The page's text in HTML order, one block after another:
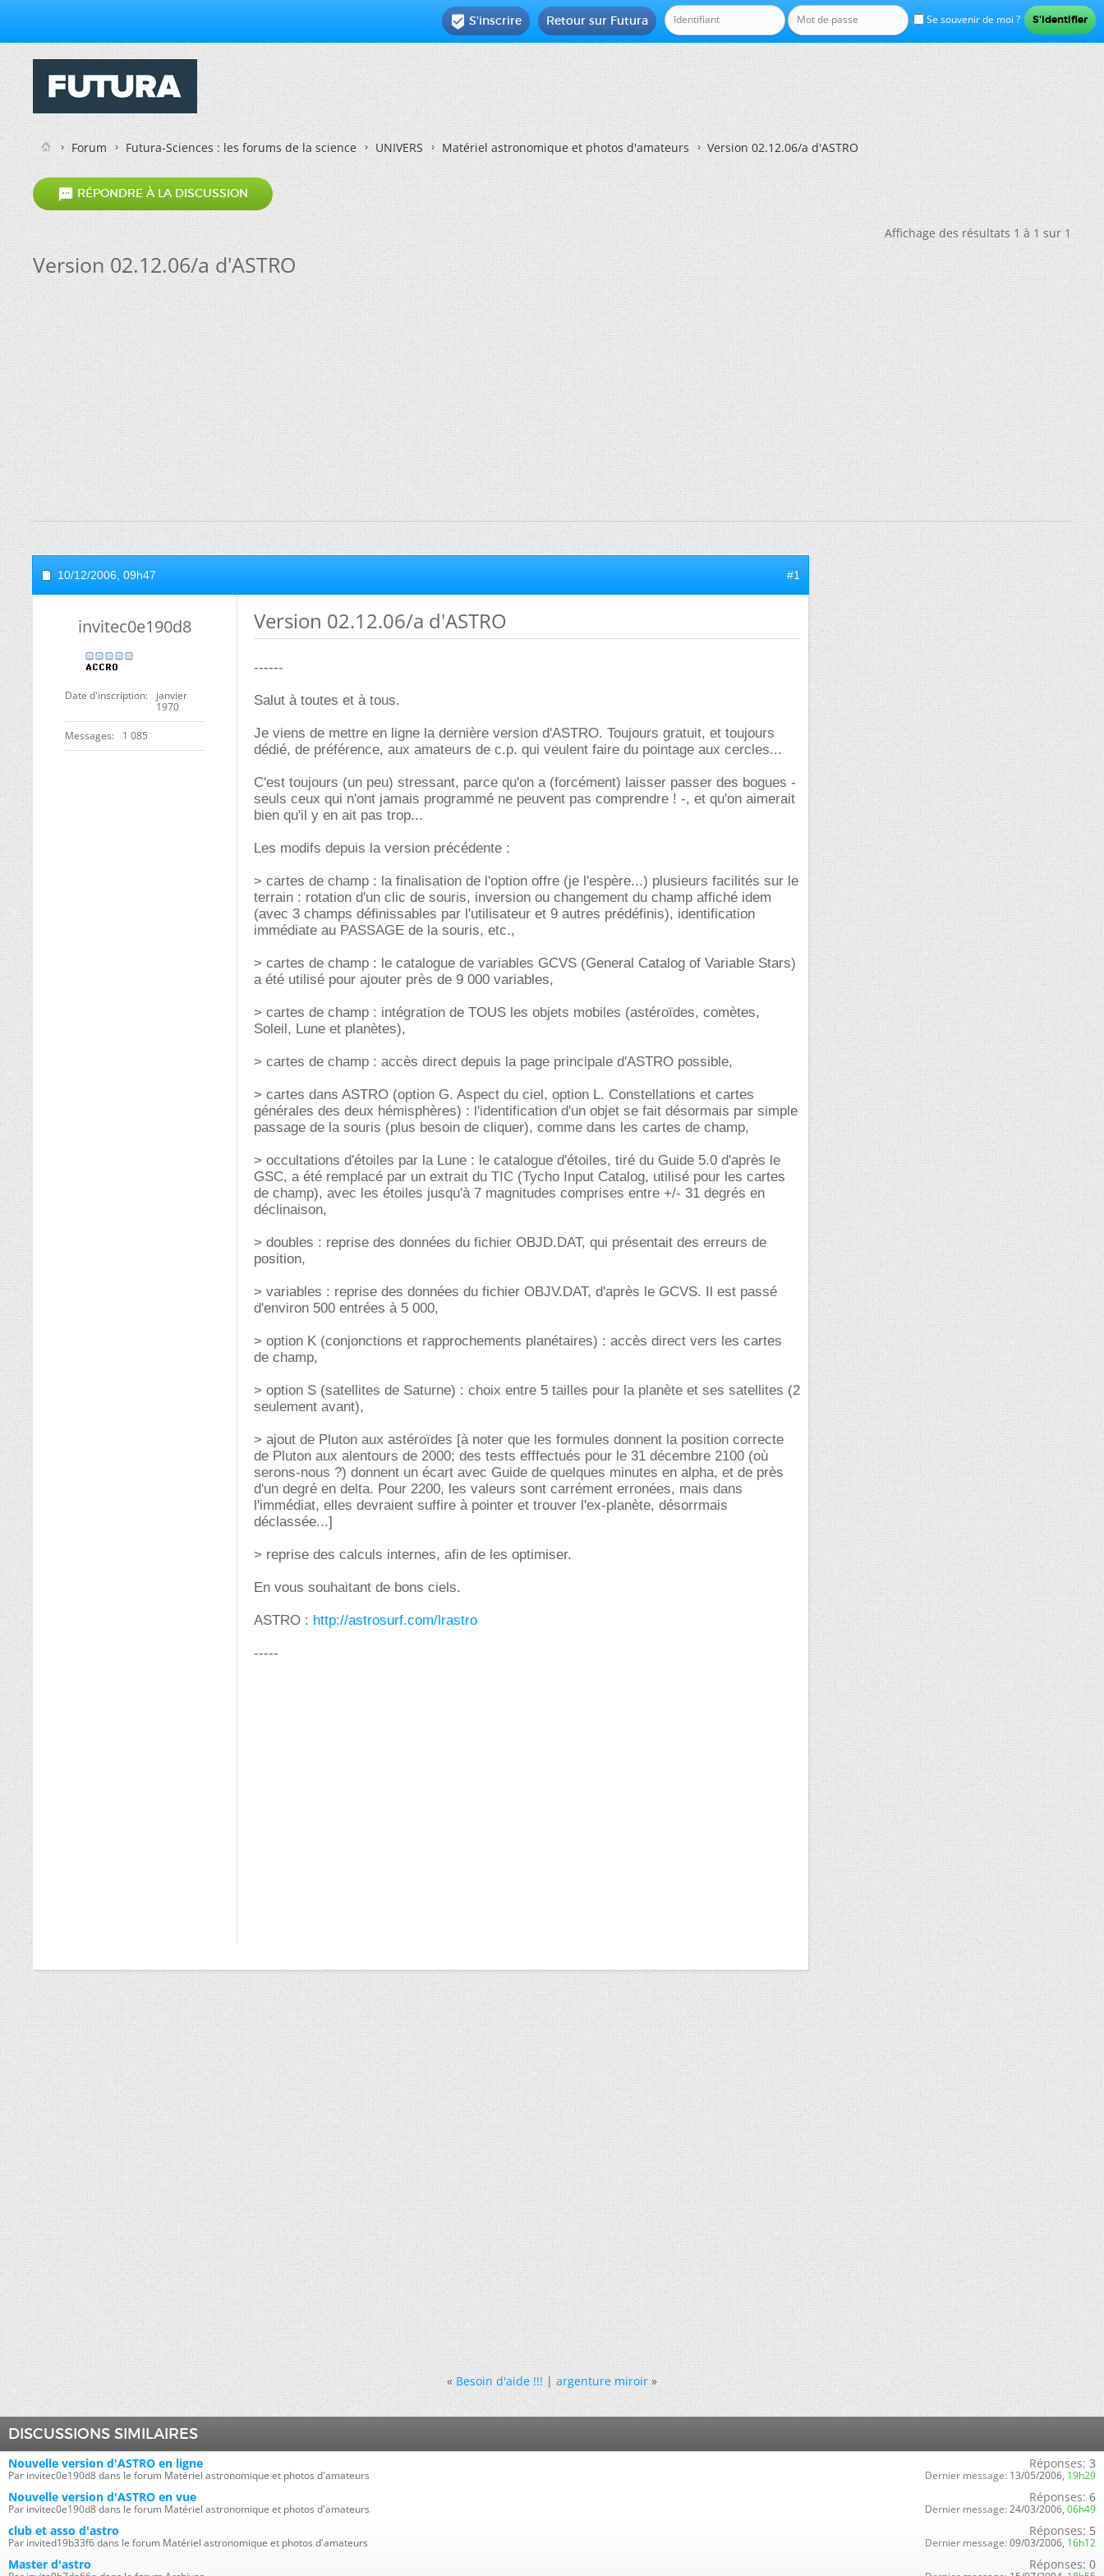
Se souvenir de moi ?
Retour sur Futura
 S'inscrire
Forum Futura-Sciences : les forums de la science UNIVERS Matériel astronomique et photos d'amateurs Version 02.12.06/a d'ASTRO
 RÉPONDRE À LA DISCUSSION
Affichage des résultats 1 à 1 sur 1
Version 02.12.06/a d'ASTRO
10/12/2006, 09h47 #1
invitec0e190d8
Date d'inscription
janvier
1970
Messages 1 085
Version 02.12.06/a d'ASTRO
------
Salut à toutes et à tous.
Je viens de mettre en ligne la dernière version d'ASTRO. Toujours gratuit, et toujours
dédié, de préférence, aux amateurs de c.p. qui veulent faire du pointage aux cercles...
C'est toujours (un peu) stressant, parce qu'on a (forcément) laisser passer des bogues -
seuls ceux qui n'ont jamais programmé ne peuvent pas comprendre ! -, et qu'on aimerait
bien qu'il y en ait pas trop...
Les modifs depuis la version précédente :
> cartes de champ : la finalisation de l'option offre (je l'espère...) plusieurs facilités sur le
terrain : rotation d'un clic de souris, inversion ou changement du champ affiché idem
(avec 3 champs définissables par l'utilisateur et 9 autres prédéfinis), identification
immédiate au PASSAGE de la souris, etc.,
> cartes de champ : le catalogue de variables GCVS (General Catalog of Variable Stars)
a été utilisé pour ajouter près de 9 000 variables,
> cartes de champ : intégration de TOUS les objets mobiles (astéroïdes, comètes,
Soleil, Lune et planètes),
> cartes de champ : accès direct depuis la page principale d'ASTRO possible,
> cartes dans ASTRO (option G. Aspect du ciel, option L. Constellations et cartes
générales des deux hémisphères) : l'identification d'un objet se fait désormais par simple
passage de la souris (plus besoin de cliquer), comme dans les cartes de champ,
> occultations d'étoiles par la Lune : le catalogue d'étoiles, tiré du Guide 5.0 d'après le
GSC, a été remplacé par un extrait du TIC (Tycho Input Catalog, utilisé pour les cartes
de champ), avec les étoiles jusqu'à 7 magnitudes comprises entre +/- 31 degrés en
déclinaison,
> doubles : reprise des données du fichier OBJD.DAT, qui présentait des erreurs de
position,
> variables : reprise des données du fichier OBJV.DAT, d'après le GCVS. Il est passé
d'environ 500 entrées à 5 000,
> option K (conjonctions et rapprochements planétaires) : accès direct vers les cartes
de champ,
> option S (satellites de Saturne) : choix entre 5 tailles pour la planète et ses satellites (2
seulement avant),
> ajout de Pluton aux astéroïdes [à noter que les formules donnent la position correcte
de Pluton aux alentours de 2000; des tests efffectués pour le 31 décembre 2100 (où
serons-nous ?) donnent un écart avec Guide de quelques minutes en alpha, et de près
d'un degré en delta. Pour 2200, les valeurs sont carrément erronées, mais dans
l'immédiat, elles devraient suffire à pointer et trouver l'ex-planète, désorrmais
déclassée...]
> reprise des calculs internes, afin de les optimiser.
En vous souhaitant de bons ciels.
ASTRO : http://astrosurf.com/lrastro
-----
« Besoin d'aide !!!|argenture miroir »
DISCUSSIONS SIMILAIRES
Nouvelle version d'ASTRO en ligne
Par invitec0e190d8 dans le forum Matériel astronomique et photos d'amateurs
Réponses: 3
Dernier message: 13/05/2006, 19h29
Nouvelle version d'ASTRO en vue
Par invitec0e190d8 dans le forum Matériel astronomique et photos d'amateurs
Réponses: 6
Dernier message: 24/03/2006, 06h49
club et asso d'astro
Par invited19b33f6 dans le forum Matériel astronomique et photos d'amateurs
Réponses: 5
Dernier message: 09/03/2006, 16h12
Master d'astro Réponses: 0